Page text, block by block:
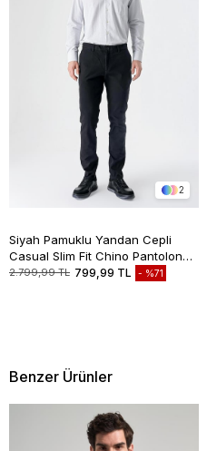
2
Siyah Pamuklu Yandan Cepli
Casual Slim Fit Chino Pantolon
1003235117
2.799,99 TL 799,99 TL %71
Benzer Ürünler